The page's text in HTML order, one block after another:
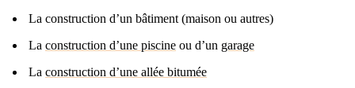
La construction d’un bâtiment (maison ou autres)
La construction d’une piscine ou d’un garage
La construction d’une allée bitumée